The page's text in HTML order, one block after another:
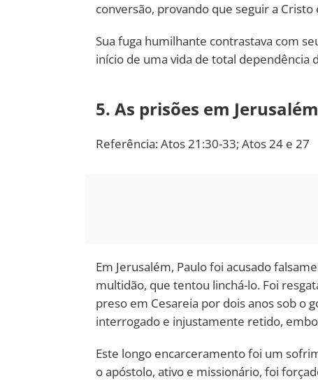
conversão, provando que seguir a
Sua fuga humilhante contrastava com
início de uma vida de total dependência
5. As prisões em
Referência: Atos 21:30-33; Atos 24 e 27
Em Jerusalém, Paulo foi acusado
multidão, que tentou linchá-lo. Foi
preso em Cesareia por dois anos sob o
interrogado e injustamente retido,
Este longo encarceramento foi um
o apóstolo, ativo e missionário, foi